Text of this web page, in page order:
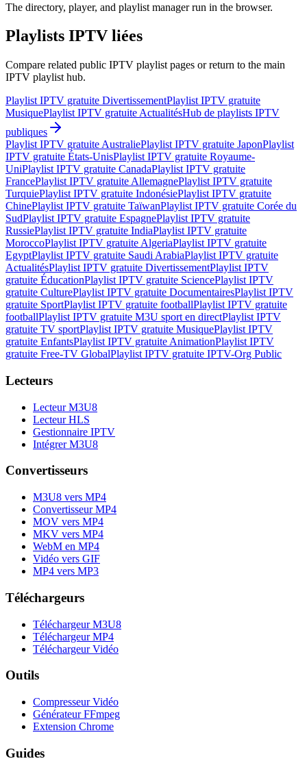
The directory, player, and playlist manager run in the browser.
Playlists IPTV liées
Compare related public IPTV playlist pages or return to the main
IPTV playlist hub.
Playlist IPTV gratuite DivertissementPlaylist IPTV gratuite
MusiquePlaylist IPTV gratuite ActualitésHub de playlists IPTV
publiques
Playlist IPTV gratuite AustraliePlaylist IPTV gratuite JaponPlaylist
IPTV gratuite États-UnisPlaylist IPTV gratuite Royaume-
UniPlaylist IPTV gratuite CanadaPlaylist IPTV gratuite
FrancePlaylist IPTV gratuite AllemagnePlaylist IPTV gratuite
TurquiePlaylist IPTV gratuite IndonésiePlaylist IPTV gratuite
ChinePlaylist IPTV gratuite TaïwanPlaylist IPTV gratuite Corée du
SudPlaylist IPTV gratuite EspagnePlaylist IPTV gratuite
RussiePlaylist IPTV gratuite IndiaPlaylist IPTV gratuite
MoroccoPlaylist IPTV gratuite AlgeriaPlaylist IPTV gratuite
EgyptPlaylist IPTV gratuite Saudi ArabiaPlaylist IPTV gratuite
ActualitésPlaylist IPTV gratuite DivertissementPlaylist IPTV
gratuite ÉducationPlaylist IPTV gratuite SciencePlaylist IPTV
gratuite CulturePlaylist IPTV gratuite DocumentairesPlaylist IPTV
gratuite SportPlaylist IPTV gratuite footballPlaylist IPTV gratuite
footballPlaylist IPTV gratuite M3U sport en directPlaylist IPTV
gratuite TV sportPlaylist IPTV gratuite MusiquePlaylist IPTV
gratuite EnfantsPlaylist IPTV gratuite AnimationPlaylist IPTV
gratuite Free-TV GlobalPlaylist IPTV gratuite IPTV-Org Public
Lecteurs
Lecteur M3U8
Lecteur HLS
Gestionnaire IPTV
Intégrer M3U8
Convertisseurs
M3U8 vers MP4
Convertisseur MP4
MOV vers MP4
MKV vers MP4
WebM en MP4
Vidéo vers GIF
MP4 vers MP3
Téléchargeurs
Téléchargeur M3U8
Téléchargeur MP4
Téléchargeur Vidéo
Outils
Compresseur Vidéo
Générateur FFmpeg
Extension Chrome
Guides